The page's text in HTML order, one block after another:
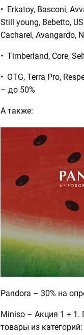
• Erkatoy, Basconi,
Still young, Bebetto,
Cacharel, Avangardo,
• Timberland, Core,
• OTG, Terra Pro,
– до 50%
А также:
Pandora – 30% на
Miniso – Акция 1 + 1.
товары из